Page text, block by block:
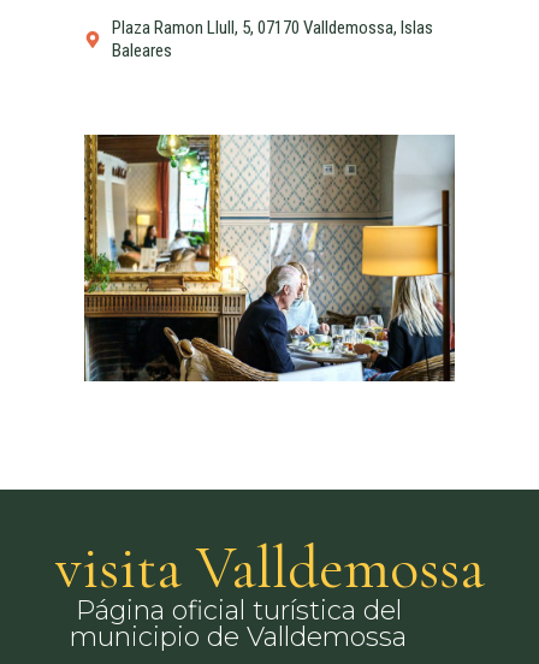
Plaza Ramon Llull, 5, 07170 Valldemossa, Islas
Baleares
visita Valldemossa
Página oficial turística del
municipio de Valldemossa